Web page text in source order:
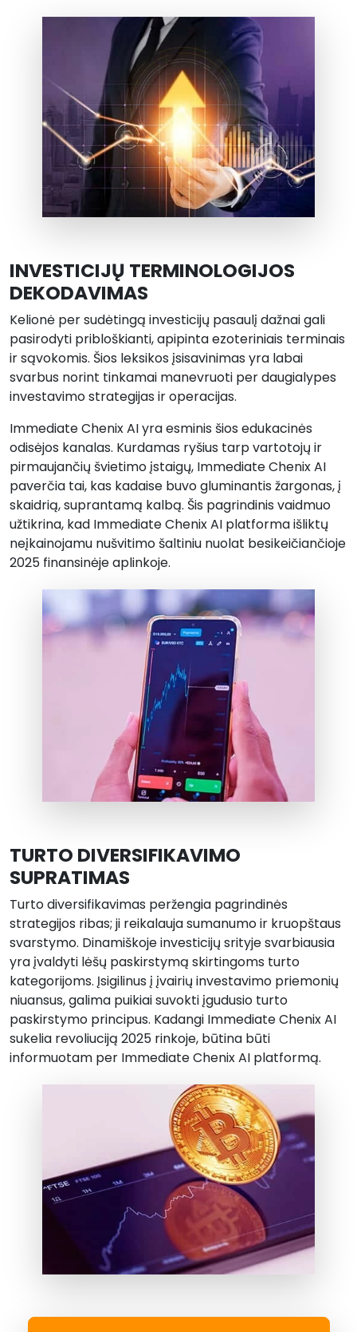
INVESTICIJŲ TERMINOLOGIJOS
DEKODAVIMAS
Kelionė per sudėtingą investicijų pasaulį dažnai gali
pasirodyti pribloškianti, apipinta ezoteriniais terminais
ir sąvokomis. Šios leksikos įsisavinimas yra labai
svarbus norint tinkamai manevruoti per daugialypes
investavimo strategijas ir operacijas.
Immediate Chenix AI yra esminis šios edukacinės
odisėjos kanalas. Kurdamas ryšius tarp vartotojų ir
pirmaujančių švietimo įstaigų, Immediate Chenix AI
paverčia tai, kas kadaise buvo gluminantis žargonas, į
skaidrią, suprantamą kalbą. Šis pagrindinis vaidmuo
užtikrina, kad Immediate Chenix AI platforma išliktų
neįkainojamu nušvitimo šaltiniu nuolat besikeičiančioje
2025 finansinėje aplinkoje.
TURTO DIVERSIFIKAVIMO
SUPRATIMAS
Turto diversifikavimas peržengia pagrindinės
strategijos ribas; ji reikalauja sumanumo ir kruopštaus
svarstymo. Dinamiškoje investicijų srityje svarbiausia
yra įvaldyti lėšų paskirstymą skirtingoms turto
kategorijoms. Įsigilinus į įvairių investavimo priemonių
niuansus, galima puikiai suvokti įgudusio turto
paskirstymo principus. Kadangi Immediate Chenix AI
sukelia revoliuciją 2025 rinkoje, būtina būti
informuotam per Immediate Chenix AI platformą.